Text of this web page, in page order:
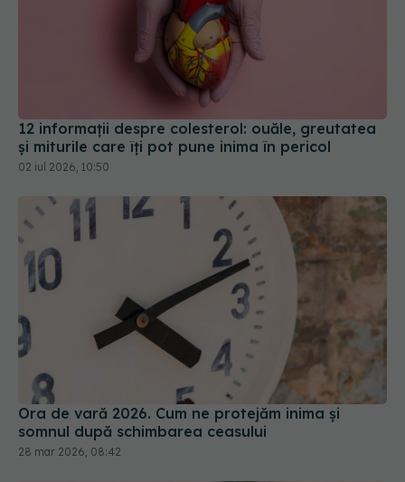
12 informații despre colesterol: ouăle, greutatea
și miturile care îți pot pune inima în pericol
02 iul 2026, 10:50
Ora de vară 2026. Cum ne protejăm inima și
somnul după schimbarea ceasului
28 mar 2026, 08:42